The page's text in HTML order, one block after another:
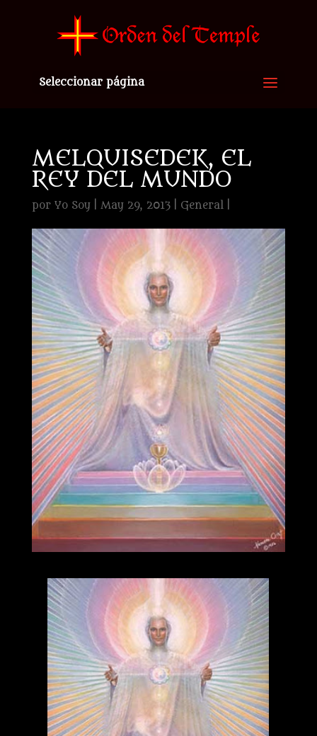
Seleccionar página
MELQUISEDEK, EL
REY DEL MUNDO
por Yo Soy| May 29, 2013| General|